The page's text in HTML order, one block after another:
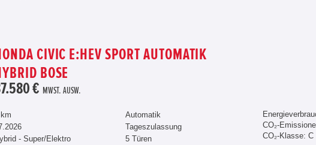
CIVIC E:HEV SPORT AUTOMATIK
BOSE
€ MWST. AUSW.
- Super/Elektro
Automatik
Tageszulassung
5 Türen
CO₂-
CO₂-Klasse: C